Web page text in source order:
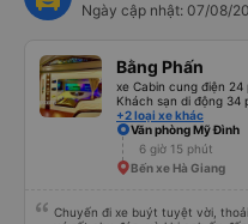
Ngày cập nhật: 07/08/
Bằng Phấn
xe Cabin cung điện 24
Khách sạn di động 34
+2 loại xe khác
Văn phòng Mỹ Đình
6 giờ 15 phút
Bến xe Hà Giang
Chuyến đi xe buýt tuyệt vời,